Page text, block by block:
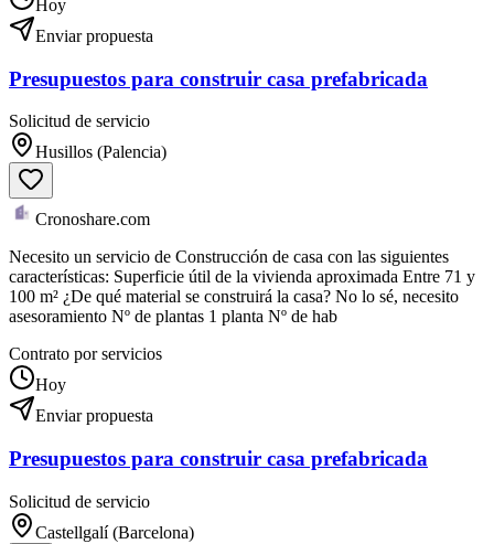
Hoy
Enviar propuesta
Presupuestos para construir casa prefabricada
Solicitud de servicio
Husillos (Palencia)
Cronoshare.com
Necesito un servicio de Construcción de casa con las siguientes
características: Superficie útil de la vivienda aproximada Entre 71 y
100 m² ¿De qué material se construirá la casa? No lo sé, necesito
asesoramiento Nº de plantas 1 planta Nº de hab
Contrato por servicios
Hoy
Enviar propuesta
Presupuestos para construir casa prefabricada
Solicitud de servicio
Castellgalí (Barcelona)